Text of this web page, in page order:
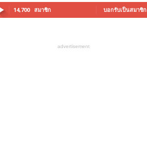
14,700 สมาชิก บอกรับเป็นสมาชิก
advertisement